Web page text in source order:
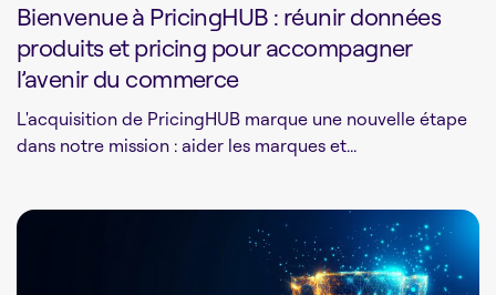
Bienvenue à PricingHUB : réunir données
produits et pricing pour accompagner
l’avenir du commerce
L'acquisition de PricingHUB marque une nouvelle étape
dans notre mission : aider les marques et...